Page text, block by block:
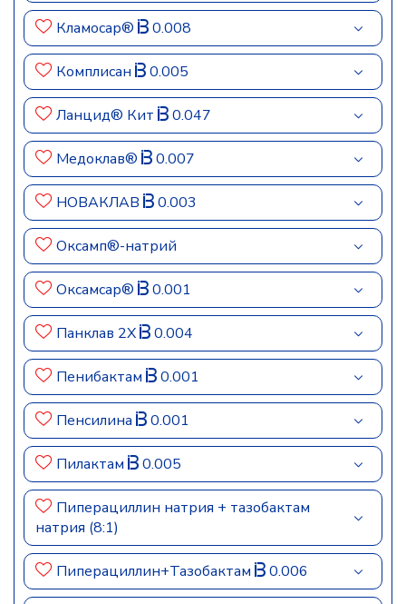
Кламосар® 0.008
Комплисан 0.005
Ланцид® Кит 0.047
Медоклав® 0.007
НОВАКЛАВ 0.003
Оксамп®-натрий
Оксамсар® 0.001
Панклав 2Х 0.004
Пенибактам 0.001
Пенсилина 0.001
Пилактам 0.005
Пиперациллин натрия + тазобактам
натрия (8:1)
Пиперациллин+Тазобактам 0.006